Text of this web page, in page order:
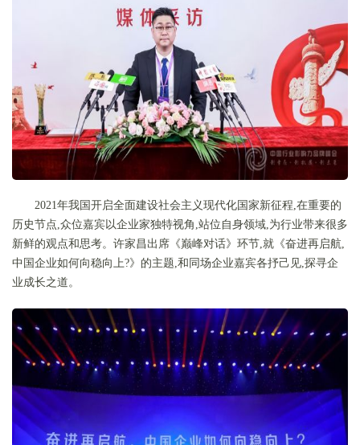
2021年我国开启全面建设社会主义现代化国家新征程,在重要的
历史节点,众位嘉宾以企业家独特视角,站位自身领域,为行业带来很多
新鲜的观点和思考。许家昌出席《巅峰对话》环节,就《奋进再启航,
中国企业如何向稳向上?》的主题,和同场企业嘉宾各抒己见,探寻企
业成长之道。